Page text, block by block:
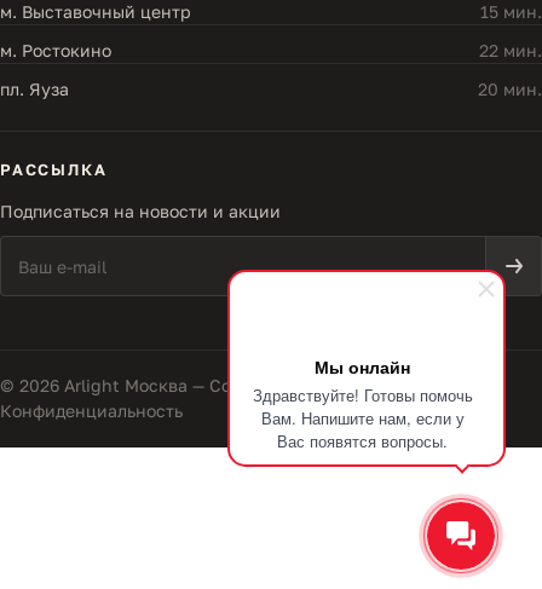
Мы онлайн
Здравствуйте! Готовы помочь
Вам. Напишите нам, если у
Вас появятся вопросы.
м. Выставочный центр
15 мин.
м. Ростокино
22 мин.
пл. Яуза
20 мин.
РАССЫЛКА
Подписаться на новости и акции
© 2026 Arlight Москва — Совершенство света
Конфиденциальность